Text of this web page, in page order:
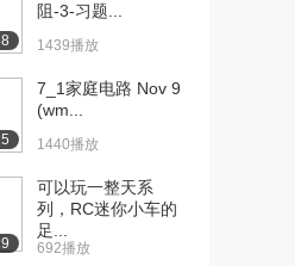
公开课：
...
公开课：
...
公开课：
08:08
阻-3-习题...
1439播放
7_1家庭电路 Nov 9
(wm...
1440播放
可以玩一整天系
列，RC迷你小车的
足...
692播放